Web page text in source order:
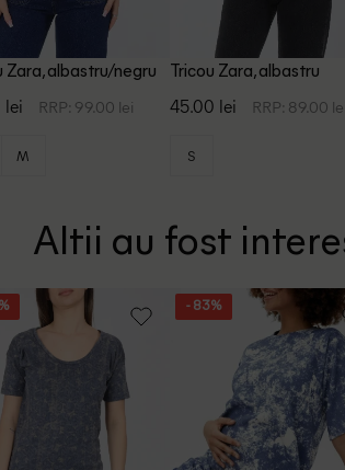
Zara, albastru/negru
lei RRP: 99.00 lei
M
Tricou Zara, albastru
45.00 lei RRP: 89.00 lei
S
Altii au fost
- 83%